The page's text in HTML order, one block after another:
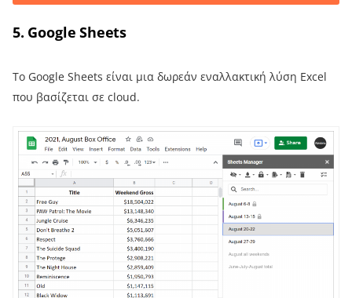
5. Google Sheets
Το Google Sheets είναι μια δωρεάν εναλλακτική λύση Excel
που βασίζεται σε cloud.